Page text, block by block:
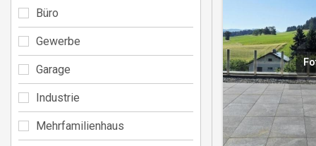
Büro
Gewerbe
Garage
Industrie
Mehrfamilienhaus